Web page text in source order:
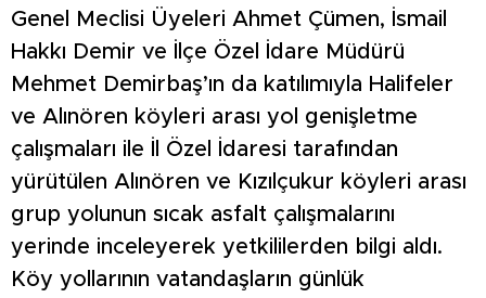
Genel Meclisi Üyeleri Ahmet Çümen, İsmail
Hakkı Demir ve İlçe Özel İdare Müdürü
Mehmet Demirbaş’ın da katılımıyla Halifeler
ve Alınören köyleri arası yol genişletme
çalışmaları ile İl Özel İdaresi tarafından
yürütülen Alınören ve Kızılçukur köyleri arası
grup yolunun sıcak asfalt çalışmalarını
yerinde inceleyerek yetkililerden bilgi aldı.
Köy yollarının vatandaşların günlük